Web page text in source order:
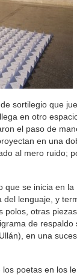
sortilegio que
en otro
el paso de
en una
al mero ruido;
que se inicia en
lenguaje, y
polos, otras
de
en una
los poetas en los